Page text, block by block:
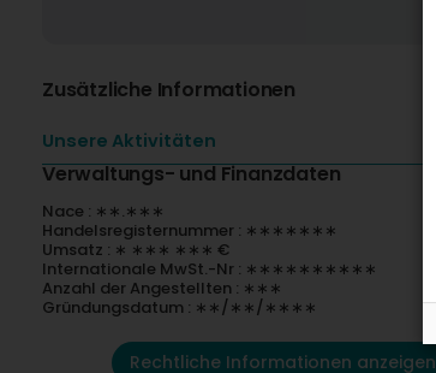
Zusätzliche Informationen
Unsere Aktivitäten
Verwaltungs- und Finanzdaten
Nace : ∗∗.∗∗∗
Handelsregisternummer : ∗∗∗∗∗∗∗
Umsatz : ∗ ∗∗∗ ∗∗∗ €
Internationale MwSt.-Nr : ∗∗∗∗∗∗∗∗∗∗
Anzahl der Angestellten : ∗∗∗
Gründungsdatum : ∗∗/∗∗/∗∗∗∗
Rechtliche Informationen anzeigen